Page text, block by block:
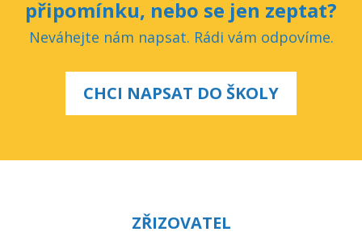
připomínku, nebo se jen zeptat?
Neváhejte nám napsat. Rádi vám odpovíme.
CHCI NAPSAT DO ŠKOLY
ZŘIZOVATEL